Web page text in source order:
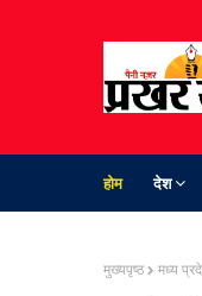
होम देश
मुख्यपृष्ठ मध्य